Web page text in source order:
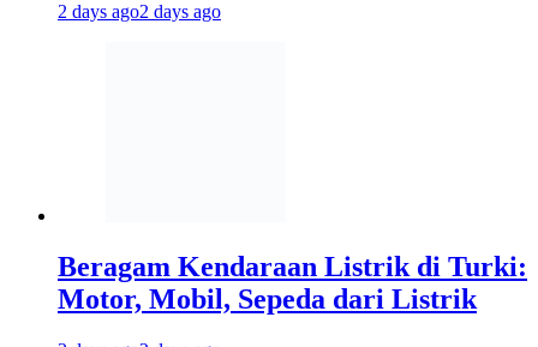
2 days ago2 days ago
Beragam Kendaraan Listrik di Turki:
Motor, Mobil, Sepeda dari Listrik